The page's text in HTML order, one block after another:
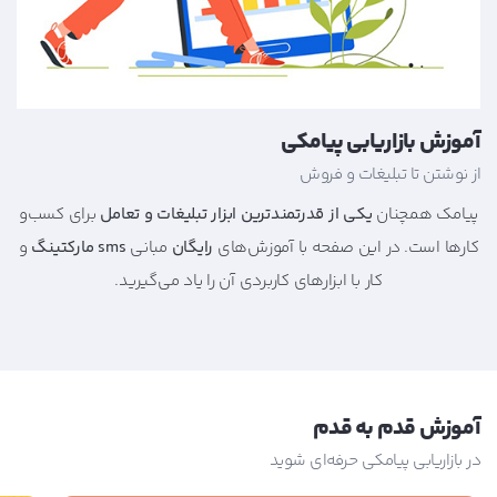
آموزش بازاریابی پیامکی
از نوشتن تا تبلیغات و فروش
پیامک همچنان یکی از قدرتمندترین ابزار تبلیغات و تعامل برای کسب‌و‌
کار‌ها است. در این صفحه با آموزش‌های رایگان مبانی sms مارکتینگ
و
کار با ابزارهای کاربردی آن را یاد می‌گیرید.
آموزش قدم به قدم
در بازاریابی پیامکی حرفه‌ای شوید